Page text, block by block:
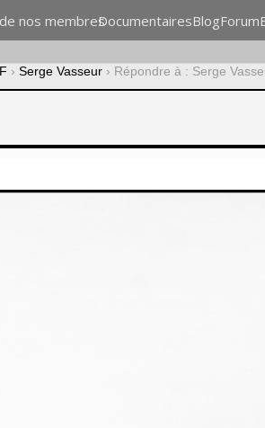
nos membresDocumentairesBlogForum
› Serge Vasseur › Répondre à : Serge